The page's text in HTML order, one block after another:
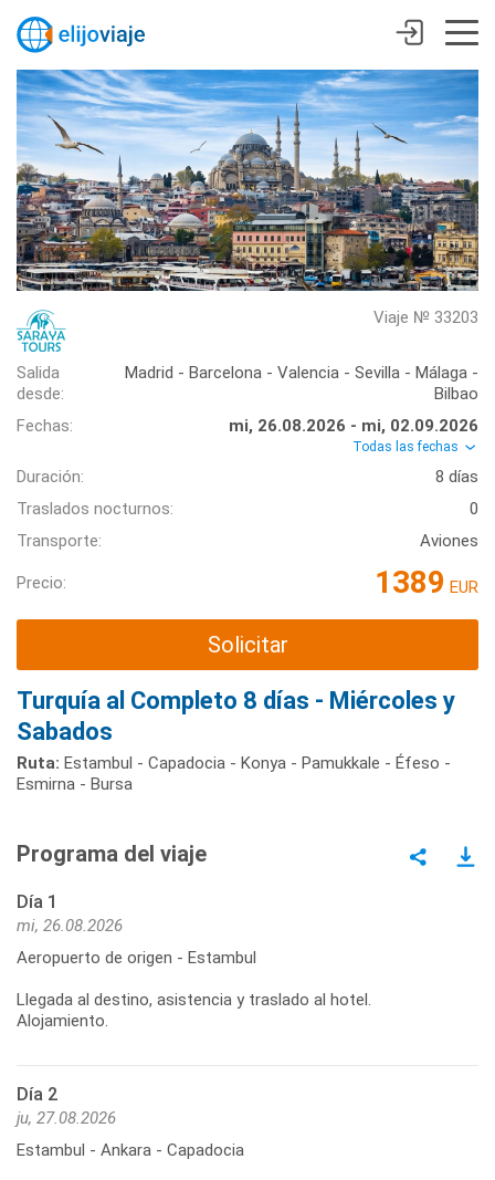
Viaje № 33203
Salida
desde:
Madrid - Barcelona - Valencia - Sevilla - Málaga -
Bilbao
Fechas:
mi, 26.08.2026 - mi, 02.09.2026
Todas las fechas
Duración:
8 días
Traslados nocturnos:
0
Transporte:
Aviones
Precio: 1389 EUR
Solicitar
Turquía al Completo 8 días - Miércoles y
Sabados
Ruta: Estambul - Capadocia - Konya - Pamukkale - Éfeso -
Esmirna - Bursa
Programa del viaje
Día 1
mi, 26.08.2026
Aeropuerto de origen - Estambul
Llegada al destino, asistencia y traslado al hotel.
Alojamiento.
Día 2
ju, 27.08.2026
Estambul - Ankara - Capadocia